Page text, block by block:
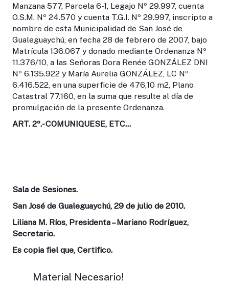
Manzana 577, Parcela 6-1, Legajo Nº 29.997, cuenta
O.S.M. Nº 24.570 y cuenta T.G.I. Nº 29.997, inscripto a
nombre de esta Municipalidad de San José de
Gualeguaychú, en fecha 28 de febrero de 2007, bajo
Matrícula 136.067 y donado mediante Ordenanza Nº
11.376/10, a las Señoras Dora Renée GONZÁLEZ DNI
Nº 6.135.922 y María Aurelia GONZÁLEZ, LC Nº
6.416.522, en una superficie de 476,10 m2, Plano
Catastral 77.160, en la suma que resulte al día de
promulgación de la presente Ordenanza.
ART. 2º.-COMUNIQUESE, ETC…
Sala de Sesiones.
San José de Gualeguaychú, 29 de julio de 2010.
Liliana M. Ríos, Presidenta – Mariano Rodríguez,
Secretario.
Es copia fiel que, Certifico.
Material Necesario!